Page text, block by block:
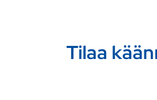
Tilaa